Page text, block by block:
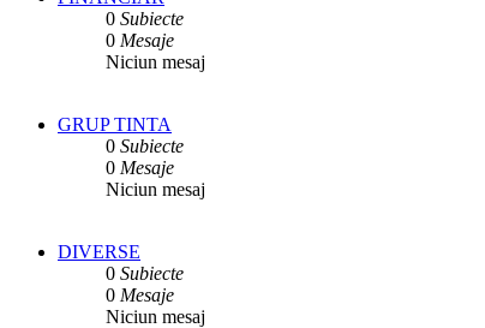
0 Subiecte
0 Mesaje
Niciun mesaj
GRUP TINTA
0 Subiecte
0 Mesaje
Niciun mesaj
DIVERSE
0 Subiecte
0 Mesaje
Niciun mesaj